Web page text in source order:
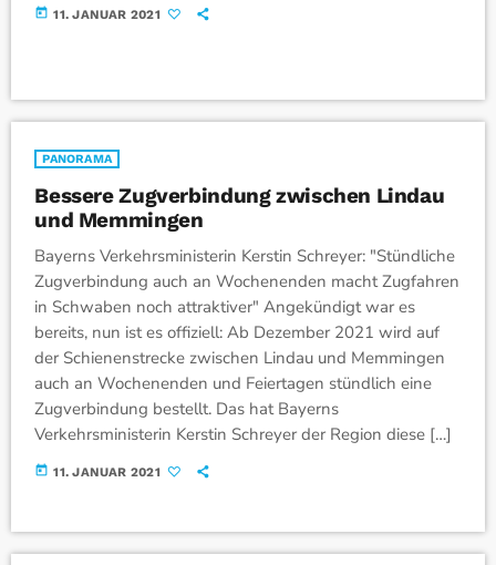
today 11. JANUAR 2021
PANORAMA
Bessere Zugverbindung zwischen Lindau
und Memmingen
Bayerns Verkehrsministerin Kerstin Schreyer: "Stündliche
Zugverbindung auch an Wochenenden macht Zugfahren
in Schwaben noch attraktiver" Angekündigt war es
bereits, nun ist es offiziell: Ab Dezember 2021 wird auf
der Schienenstrecke zwischen Lindau und Memmingen
auch an Wochenenden und Feiertagen stündlich eine
Zugverbindung bestellt. Das hat Bayerns
Verkehrsministerin Kerstin Schreyer der Region diese […]
today 11. JANUAR 2021